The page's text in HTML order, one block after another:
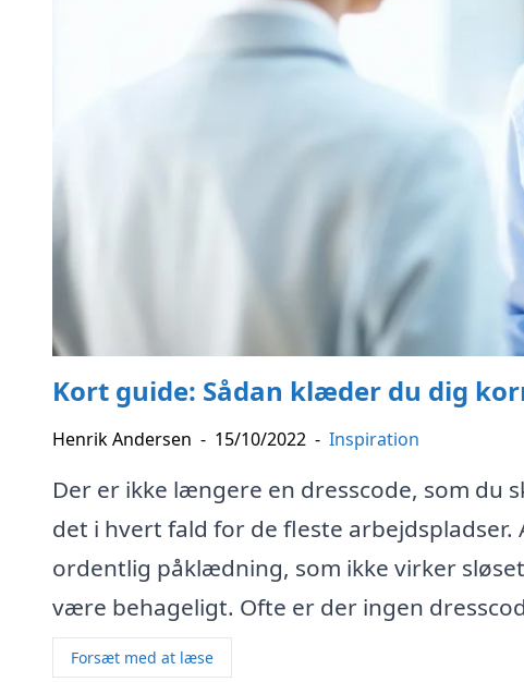
Kort guide: Sådan klæder du dig
Henrik Andersen - 15/10/2022 - Inspiration
Der er ikke længere en dresscode, som du
det i hvert fald for de fleste
ordentlig påklædning, som ikke virker
være behageligt. Ofte er der ingen
Forsæt med at læse